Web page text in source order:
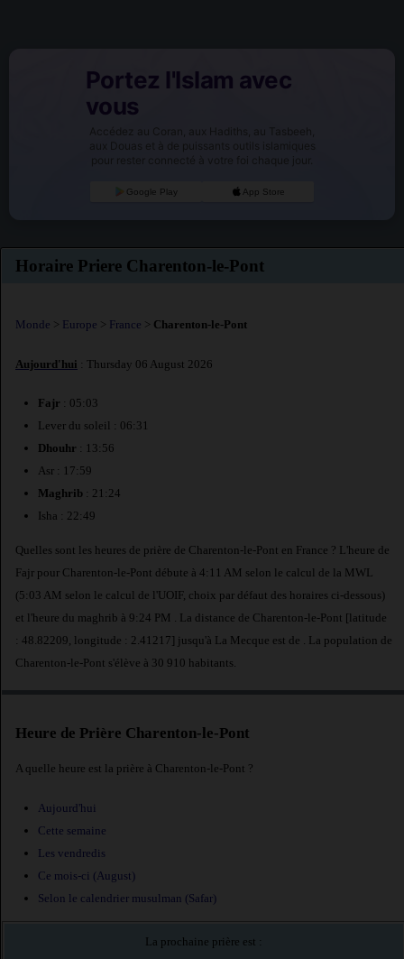
Portez l'Islam avec
vous
Accédez au Coran, aux Hadiths, au Tasbeeh,
aux Douas et à de puissants outils islamiques
pour rester connecté à votre foi chaque jour.
Google Play App Store
Horaire Priere Charenton-le-Pont
Monde > Europe > France > Charenton-le-Pont
Aujourd'hui : Thursday 06 August 2026
Fajr : 05:03
Lever du soleil : 06:31
Dhouhr : 13:56
Asr : 17:59
Maghrib : 21:24
Isha : 22:49
Quelles sont les heures de prière de Charenton-le-Pont en France ? L'heure de
Fajr pour Charenton-le-Pont débute à 4:11 AM selon le calcul de la MWL
(5:03 AM selon le calcul de l'UOIF, choix par défaut des horaires ci-dessous)
et l'heure du maghrib à 9:24 PM . La distance de Charenton-le-Pont [latitude
: 48.82209, longitude : 2.41217] jusqu'à La Mecque est de . La population de
Charenton-le-Pont s'élève à 30 910 habitants.
Heure de Prière Charenton-le-Pont
A quelle heure est la prière à Charenton-le-Pont ?
Aujourd'hui
Cette semaine
Les vendredis
Ce mois-ci (August)
Selon le calendrier musulman (Safar)
La prochaine prière est :